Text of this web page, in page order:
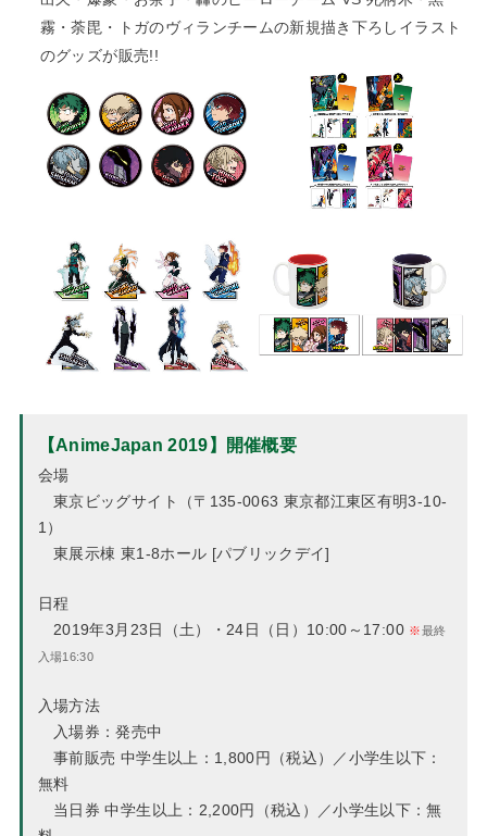
霧・荼毘・トガのヴィランチームの新規描き下ろしイラスト
のグッズが販売!!
【AnimeJapan 2019】開催概要
会場
東京ビッグサイト（〒135-0063 東京都江東区有明3-10-
1）
東展示棟 東1-8ホール [パブリックデイ]
日程
2019年3月23日（土）・24日（日）10:00～17:00 ※最終
入場16:30
入場方法
入場券：発売中
事前販売 中学生以上：1,800円（税込）／小学生以下：
無料
当日券 中学生以上：2,200円（税込）／小学生以下：無